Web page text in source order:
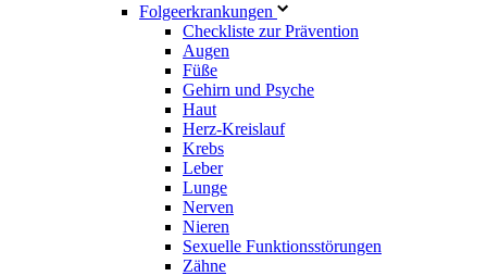
Folgeerkrankungen
Checkliste zur Prävention
Augen
Füße
Gehirn und Psyche
Haut
Herz-Kreislauf
Krebs
Leber
Lunge
Nerven
Nieren
Sexuelle Funktionsstörungen
Zähne